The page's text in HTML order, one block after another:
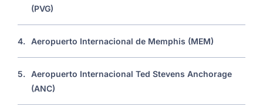
(PVG)
4. Aeropuerto Internacional de Memphis (MEM)
5. Aeropuerto Internacional Ted Stevens Anchorage
(ANC)